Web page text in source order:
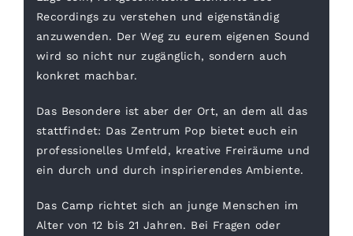
Recordings zu verstehen und eigenständig
anzuwenden. Der Weg zu eurem eigenen Sound
wird so nicht nur zugänglich, sondern auch
konkret machbar.
Das Besondere ist aber der Ort, an dem all das
stattfindet: Das Zentrum Pop bietet euch ein
professionelles Umfeld, kreative Freiräume und
ein durch und durch inspirierendes Ambiente.
Das Camp richtet sich an junge Menschen im
Alter von 12 bis 21 Jahren. Bei Fragen oder